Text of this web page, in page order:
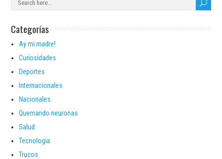
Categorías
Ay mi madre!
Curiosidades
Deportes
Internacionales
Nacionales
Quemando neuronas
Salud
Tecnologia
Trucos